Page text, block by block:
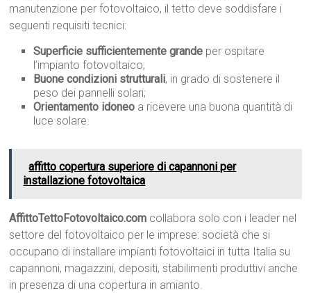
manutenzione per fotovoltaico, il tetto deve soddisfare i
seguenti requisiti tecnici:
Superficie sufficientemente grande per ospitare
l’impianto fotovoltaico;
Buone condizioni strutturali, in grado di sostenere il
peso dei pannelli solari;
Orientamento idoneo a ricevere una buona quantità di
luce solare.
affitto copertura superiore di capannoni per
installazione fotovoltaica
AffittoTettoFotovoltaico.com collabora solo con i leader nel
settore del fotovoltaico per le imprese: società che si
occupano di installare impianti fotovoltaici in tutta Italia su
capannoni, magazzini, depositi, stabilimenti produttivi anche
in presenza di una copertura in amianto.